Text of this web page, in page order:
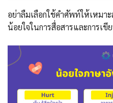
อย่าลืมเลือกใช้คำศัพท์ให้เหมา
น้อยใจในการสื่อสารและการเ